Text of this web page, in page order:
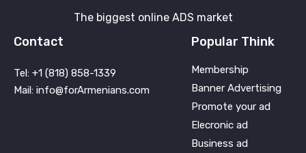
The biggest online ADS market
Contact
Tel: +1 (818) 858-1339
Mail: info@forArmenians.com
Popular Think
Membership
Banner Advertising
Promote your ad
Elecronic ad
Business ad